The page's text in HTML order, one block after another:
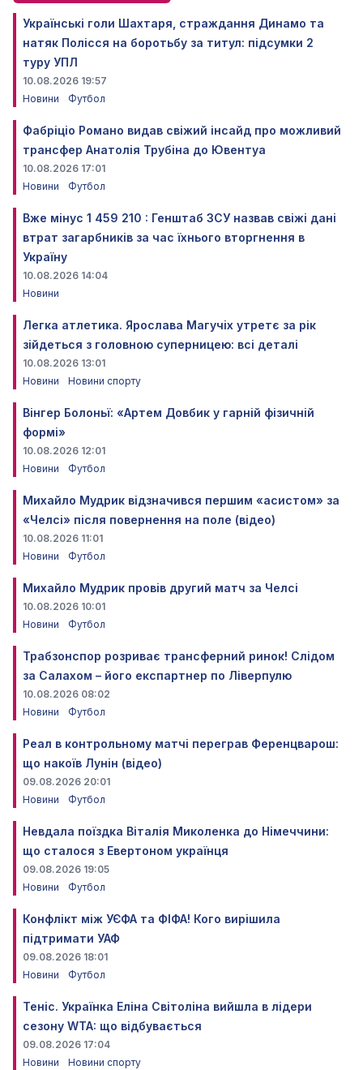
Українські голи Шахтаря, страждання Динамо та
натяк Полісся на боротьбу за титул: підсумки 2
туру УПЛ
10.08.2026 19:57
Новини
Футбол
Фабріціо Романо видав свіжий інсайд про можливий
трансфер Анатолія Трубіна до Ювентуа
10.08.2026 17:01
Новини
Футбол
Вже мінус 1 459 210 : Генштаб ЗСУ назвав свіжі дані
втрат загарбників за час їхнього вторгнення в
Україну
10.08.2026 14:04
Новини
Легка атлетика. Ярослава Магучіх утретє за рік
зійдеться з головною суперницею: всі деталі
10.08.2026 13:01
Новини
Новини спорту
Вінгер Болоньї: «Артем Довбик у гарній фізичній
формі»
10.08.2026 12:01
Новини
Футбол
Михайло Мудрик відзначився першим «асистом» за
«Челсі» після повернення на поле (відео)
10.08.2026 11:01
Новини
Футбол
Михайло Мудрик провів другий матч за Челсі
10.08.2026 10:01
Новини
Футбол
Трабзонспор розриває трансферний ринок! Слідом
за Салахом – його експартнер по Ліверпулю
10.08.2026 08:02
Новини
Футбол
Реал в контрольному матчі переграв Ференцварош:
що накоїв Лунін (відео)
09.08.2026 20:01
Новини
Футбол
Невдала поїздка Віталія Миколенка до Німеччини:
що сталося з Евертоном українця
09.08.2026 19:05
Новини
Футбол
Конфлікт між УЄФА та ФІФА! Кого вирішила
підтримати УАФ
09.08.2026 18:01
Новини
Футбол
Теніс. Українка Еліна Світоліна вийшла в лідери
сезону WTA: що відбувається
09.08.2026 17:04
Новини
Новини спорту